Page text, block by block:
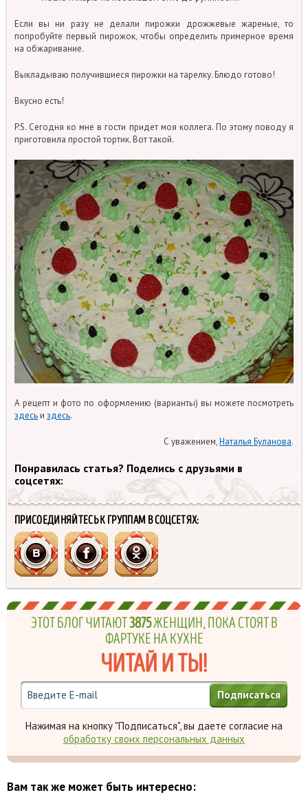
Если вы ни разу не делали пирожки дрожжевые жареные, то
попробуйте первый пирожок, чтобы определить примерное время
на обжаривание.
Выкладываю получившиеся пирожки на тарелку. Блюдо готово!
Вкусно есть!
P.S. Сегодня ко мне в гости придет моя коллега. По этому поводу я
приготовила простой тортик. Вот такой.
А рецепт и фото по оформлению (варианты) вы можете посмотреть
здесьи здесь.
С уважением,Наталья Буланова.
Понравилась статья? Поделись с друзьями в
соцсетях:
ПРИСОЕДИНЯЙТЕСЬ К ГРУППАМ В СОЦСЕТЯХ:
ЭТОТ БЛОГ ЧИТАЮТ3875ЖЕНЩИН, ПОКА СТОЯТ В
ФАРТУКЕ НА КУХНЕ
ЧИТАЙ И ТЫ!
Подписаться
Нажимая на кнопку "Подписаться", вы даете согласие на
обработку своих персональных данных
Вам так же может быть интересно: